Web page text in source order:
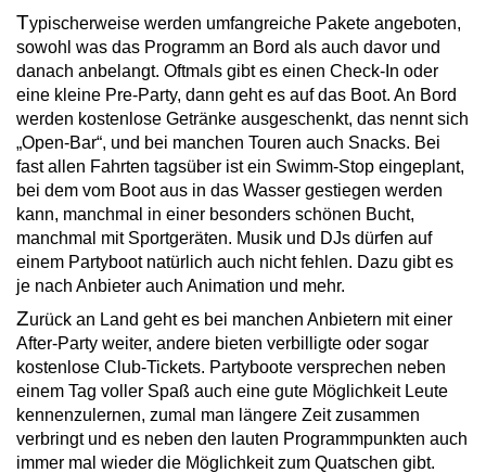
Typischerweise werden umfangreiche Pakete angeboten,
sowohl was das Programm an Bord als auch davor und
danach anbelangt. Oftmals gibt es einen Check-In oder
eine kleine Pre-Party, dann geht es auf das Boot. An Bord
werden kostenlose Getränke ausgeschenkt, das nennt sich
„Open-Bar“, und bei manchen Touren auch Snacks. Bei
fast allen Fahrten tagsüber ist ein Swimm-Stop eingeplant,
bei dem vom Boot aus in das Wasser gestiegen werden
kann, manchmal in einer besonders schönen Bucht,
manchmal mit Sportgeräten. Musik und DJs dürfen auf
einem Partyboot natürlich auch nicht fehlen. Dazu gibt es
je nach Anbieter auch Animation und mehr.
Zurück an Land geht es bei manchen Anbietern mit einer
After-Party weiter, andere bieten verbilligte oder sogar
kostenlose Club-Tickets. Partyboote versprechen neben
einem Tag voller Spaß auch eine gute Möglichkeit Leute
kennenzulernen, zumal man längere Zeit zusammen
verbringt und es neben den lauten Programmpunkten auch
immer mal wieder die Möglichkeit zum Quatschen gibt.